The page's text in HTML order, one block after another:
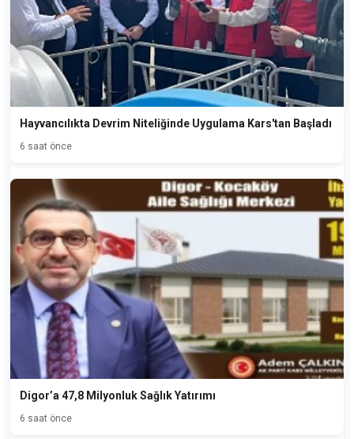
Hayvancılıkta Devrim Niteliğinde Uygulama Kars'tan Başladı
6 saat önce
Digor’a 47,8 Milyonluk Sağlık Yatırımı
6 saat önce